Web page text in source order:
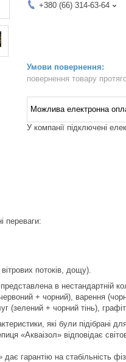
+380 (66) 314-63-64
повернення товару
У компанії підключені
переваги:
потоків, дощу).
в нестандартній
+ чорний), варення
(зелений + чорний тінь),
які були підібрані
«Акваізол» відповідає
гарантію на стабільність